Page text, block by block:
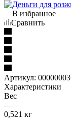
В избранное
Сравнить
Артикул:
Характеристики
Вес
—
0,521 кг